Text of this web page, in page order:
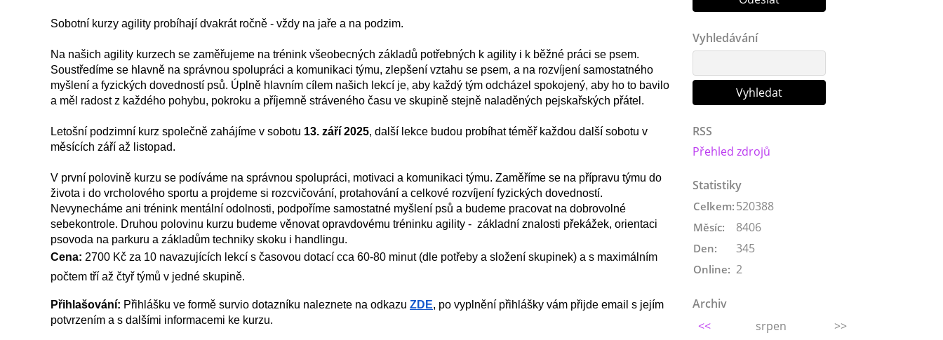
Sobotní kurzy agility probíhají dvakrát ročně - vždy na jaře a na podzim.
Na našich agility kurzech se zaměřujeme na trénink všeobecných základů potřebných k agility i k běžné práci se psem.
Soustředíme se hlavně na správnou spolupráci a komunikaci týmu, zlepšení vztahu se psem, a na rozvíjení samostatného
myšlení a fyzických dovedností psů. Úplně hlavním cílem našich lekcí je, aby každý tým odcházel spokojený, aby ho to bavilo
a měl radost z každého pohybu, pokroku a příjemně stráveného času ve skupině stejně naladěných pejskařských přátel.
Letošní podzimní kurz společně zahájíme v sobotu 13. září 2025, další lekce budou probíhat téměř každou další sobotu v
měsících září až listopad.
V první polovině kurzu se podíváme na správnou spolupráci, motivaci a komunikaci týmu. Zaměříme se na přípravu týmu do
života i do vrcholového sportu a projdeme si rozcvičování, protahování a celkové rozvíjení fyzických dovedností.
Nevynecháme ani trénink mentální odolnosti, podpoříme samostatné myšlení psů a budeme pracovat na dobrovolné
sebekontrole. Druhou polovinu kurzu budeme věnovat opravdovému tréninku agility - základní znalosti překážek, orientaci
psovoda na parkuru a základům techniky skoku i handlingu.
Cena: 2700 Kč za 10 navazujících lekcí s časovou dotací cca 60-80 minut (dle potřeby a složení skupinek) a s maximálním
počtem tří až čtyř týmů v jedné skupině.
Přihlašování: Přihlášku ve formě survio dotazníku naleznete na odkazu ZDE, po vyplnění přihlášky vám přijde email s jejím
potvrzením a s dalšími informacemi ke kurzu.
Vyhledávání
RSS
Přehled zdrojů
Statistiky
Online: 2
Celkem: 520388
Měsíc: 8406
Den: 345
Archiv
<<
srpen
>>